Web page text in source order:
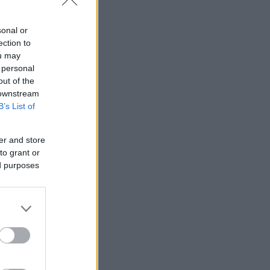
or
to
may
of the
List of
and store
grant or
purposes
με